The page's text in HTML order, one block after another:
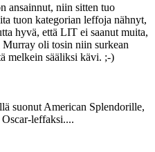
ansainnut, niin sitten tuo
tuon kategorian leffoja nähnyt,
hyvä, että LIT ei saanut muita,
oli tosin niin surkean
melkein sääliksi kävi. ;-)
suonut American Splendorille,
leffaksi....